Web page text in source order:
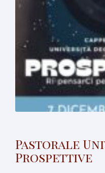
Pastorale
Prospettive